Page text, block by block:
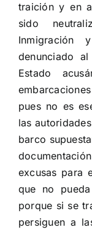
traición y en
sido
Inmigración
denunciado
Estado
pues no es
las
barco
excusas para
que no
porque si se
persiguen a